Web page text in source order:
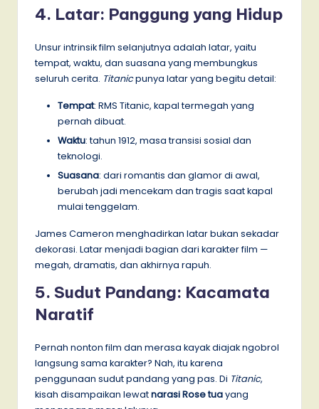
4. Latar: Panggung yang Hidup
Unsur intrinsik film selanjutnya adalah latar, yaitu
tempat, waktu, dan suasana yang membungkus
seluruh cerita. Titanicpunya latar yang begitu detail:
Tempat: RMS Titanic, kapal termegah yang
pernah dibuat.
Waktu: tahun 1912, masa transisi sosial dan
teknologi.
Suasana: dari romantis dan glamor di awal,
berubah jadi mencekam dan tragis saat kapal
mulai tenggelam.
James Cameron menghadirkan latar bukan sekadar
dekorasi. Latar menjadi bagian dari karakter film —
megah, dramatis, dan akhirnya rapuh.
5. Sudut Pandang: Kacamata
Naratif
Pernah nonton film dan merasa kayak diajak ngobrol
langsung sama karakter? Nah, itu karena
penggunaan sudut pandang yang pas. Di Titanic,
kisah disampaikan lewatnarasi Rose tuayang